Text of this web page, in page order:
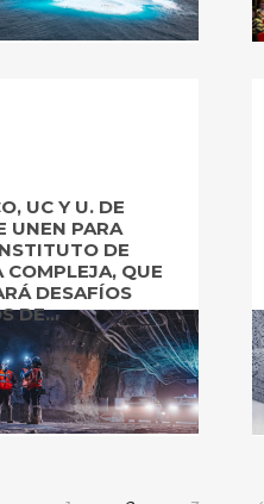
UC Y U. DE
UNEN PARA
DE
COMPLEJA, QUE
DESAFÍOS
DE...